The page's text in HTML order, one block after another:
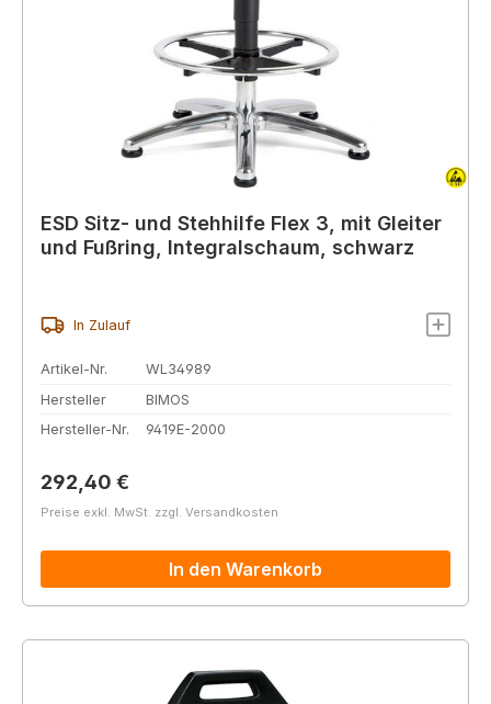
ESD Sitz- und Stehhilfe Flex 3, mit Gleiter
und Fußring, Integralschaum, schwarz
In Zulauf
Artikel-Nr.
WL34989
Hersteller
BIMOS
Hersteller-Nr.
9419E-2000
Regulärer Preis:
292,40 €
Preise exkl. MwSt. zzgl. Versandkosten
In den Warenkorb